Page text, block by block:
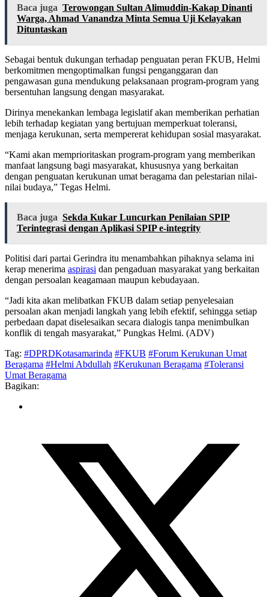
Baca juga Terowongan Sultan Alimuddin-Kakap Dinanti
Warga, Ahmad Vanandza Minta Semua Uji Kelayakan
Dituntaskan
Sebagai bentuk dukungan terhadap penguatan peran FKUB, Helmi
berkomitmen mengoptimalkan fungsi penganggaran dan
pengawasan guna mendukung pelaksanaan program-program yang
bersentuhan langsung dengan masyarakat.
Dirinya menekankan lembaga legislatif akan memberikan perhatian
lebih terhadap kegiatan yang bertujuan memperkuat toleransi,
menjaga kerukunan, serta mempererat kehidupan sosial masyarakat.
“Kami akan memprioritaskan program-program yang memberikan
manfaat langsung bagi masyarakat, khususnya yang berkaitan
dengan penguatan kerukunan umat beragama dan pelestarian nilai-
nilai budaya,” Tegas Helmi.
Baca juga Sekda Kukar Luncurkan Penilaian SPIP
Terintegrasi dengan Aplikasi SPIP e-integrity
Politisi dari partai Gerindra itu menambahkan pihaknya selama ini
kerap menerima aspirasi dan pengaduan masyarakat yang berkaitan
dengan persoalan keagamaan maupun kebudayaan.
“Jadi kita akan melibatkan FKUB dalam setiap penyelesaian
persoalan akan menjadi langkah yang lebih efektif, sehingga setiap
perbedaan dapat diselesaikan secara dialogis tanpa menimbulkan
konflik di tengah masyarakat,” Pungkas Helmi. (ADV)
Tag: #DPRDKotasamarinda #FKUB #Forum Kerukunan Umat
Beragama #Helmi Abdullah #Kerukunan Beragama #Toleransi
Umat Beragama
Bagikan: